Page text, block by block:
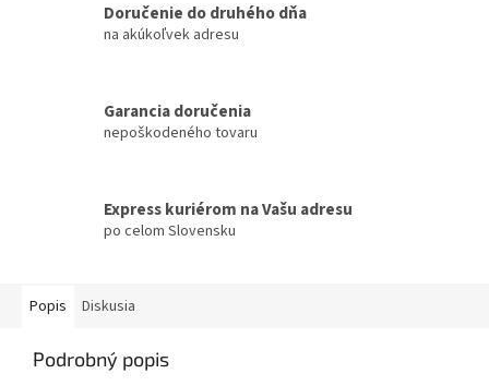
Doručenie do druhého dňa
na akúkoľvek adresu
Garancia doručenia
nepoškodeného tovaru
Express kuriérom na Vašu adresu
po celom Slovensku
Popis Diskusia
Podrobný popis